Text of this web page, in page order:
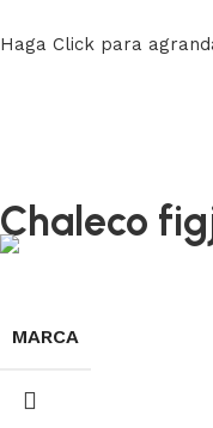
Haga Click para
Chaleco
MARCA